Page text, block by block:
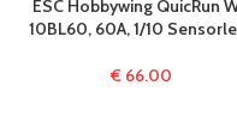
ESC Hobbywing QuicRun
10BL60, 60A, 1/10
€66.00